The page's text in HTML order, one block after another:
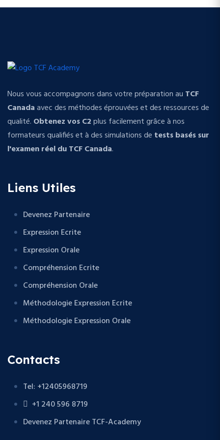
Nous vous accompagnons dans votre préparation au TCF
Canadaavec des méthodes éprouvées et des ressources de
qualité. Obtenez vos C2plus facilement grâce à nos
formateurs qualifiés et à des simulations de tests basés sur
l'examen réel du TCF Canada.
Liens Utiles
Devenez Partenaire
Expression Ecrite
Expression Orale
Compréhension Ecrite
Compréhension Orale
Méthodologie Expression Ecrite
Méthodologie Expression Orale
Contacts
Tel: +12405968719
+1 240 596 8719
Devenez Partenaire TCF-Academy